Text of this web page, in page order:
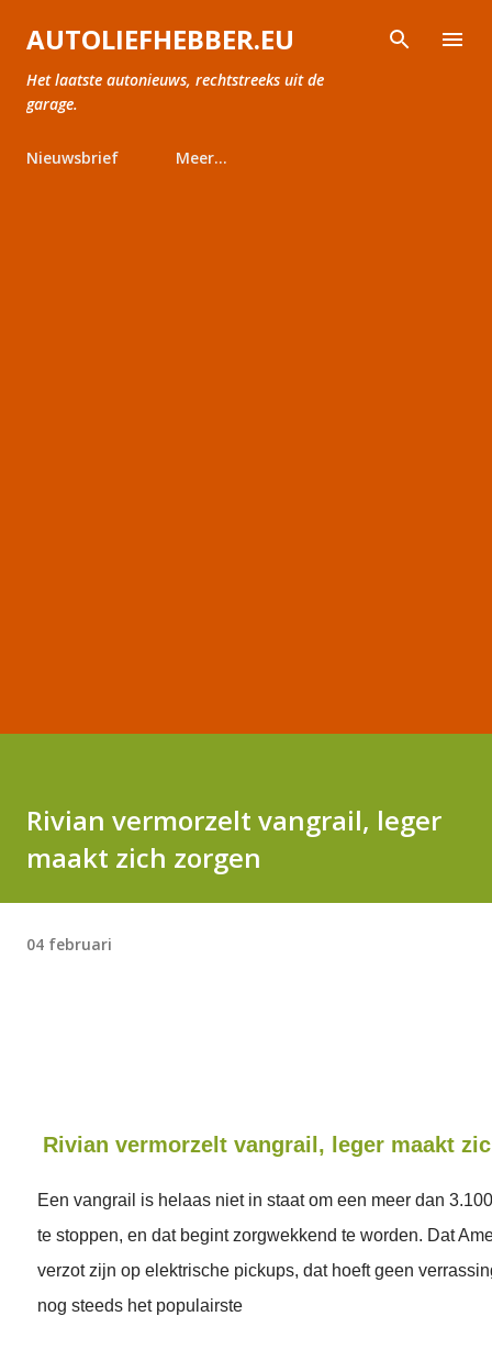
Doorgaan naar hoofdcontent
AUTOLIEFHEBBER.EU
Het laatste autonieuws, rechtstreeks uit de
garage.
Nieuwsbrief Meer…
Rivian vermorzelt vangrail, leger
maakt zich zorgen
04 februari
Rivian vermorzelt vangrail, leger maakt
Een vangrail is helaas niet in staat om een meer dan
te stoppen, en dat begint zorgwekkend te worden. Dat
verzot zijn op elektrische pickups, dat hoeft geen
nog steeds het populairste